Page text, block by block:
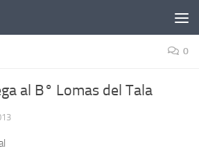
0
al B° Lomas del Tala